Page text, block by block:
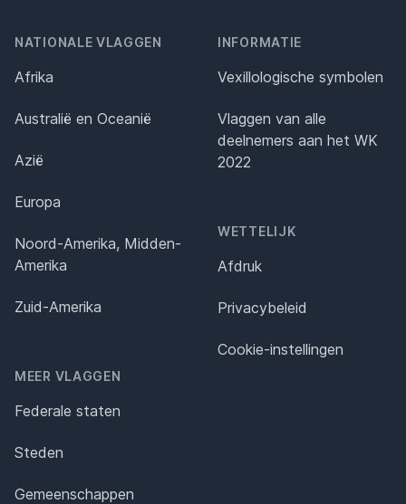
NATIONALE VLAGGEN
Afrika
Australië en Oceanië
Azië
Europa
Noord-Amerika, Midden-
Amerika
Zuid-Amerika
MEER VLAGGEN
Federale staten
Steden
Gemeenschappen
INFORMATIE
Vexillologische symbolen
Vlaggen van alle
deelnemers aan het WK
2022
WETTELIJK
Afdruk
Privacybeleid
Cookie-instellingen